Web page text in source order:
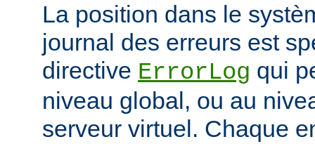
La position dans le
journal des erreurs est
directive ErrorLog qui
niveau global, ou au
serveur virtuel. Chaque